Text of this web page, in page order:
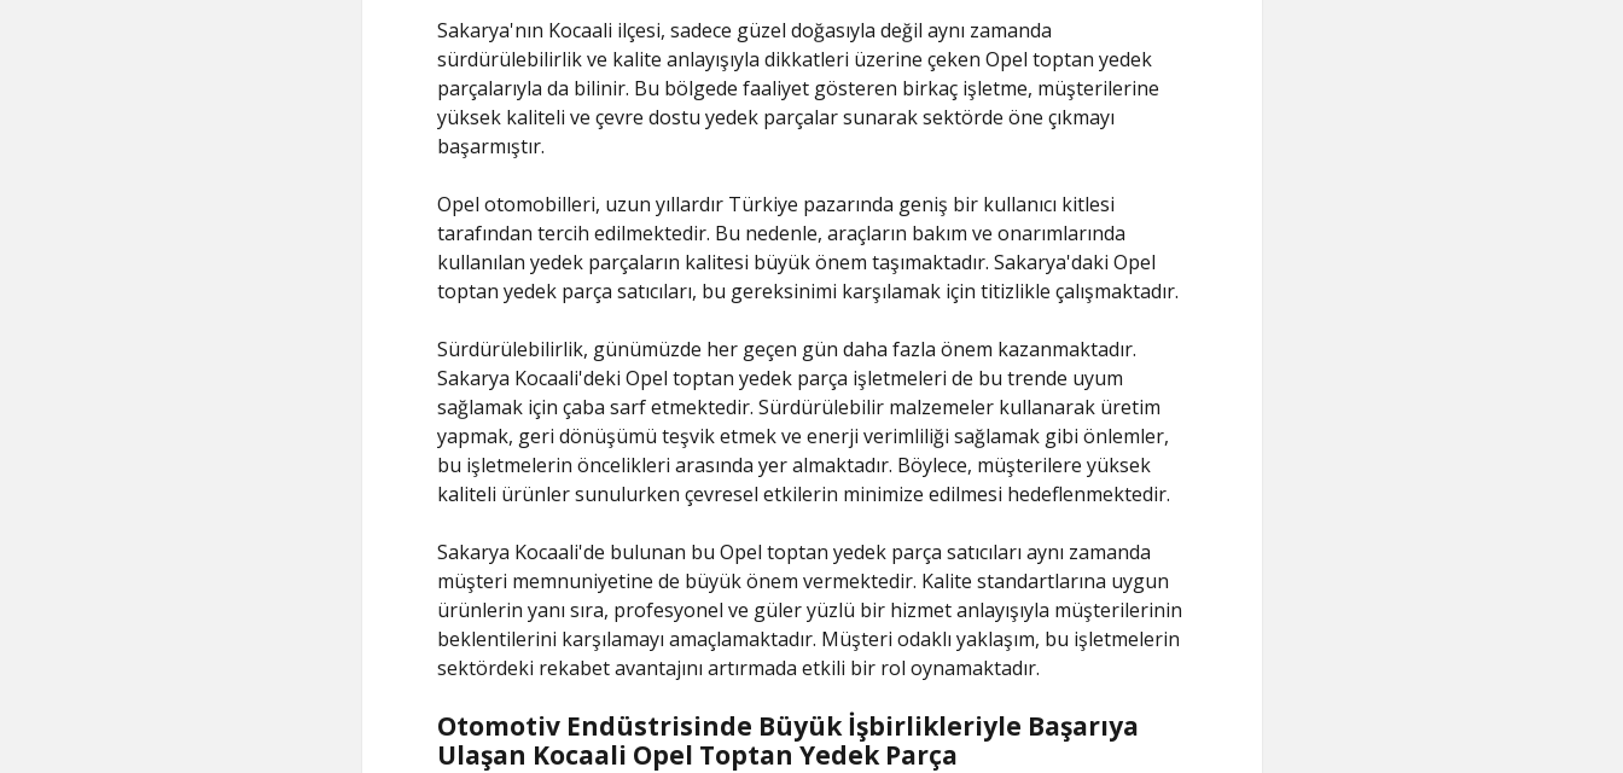
Sakarya'nın Kocaali ilçesi, sadece güzel doğasıyla değil aynı zamanda
sürdürülebilirlik ve kalite anlayışıyla dikkatleri üzerine çeken Opel toptan yedek
parçalarıyla da bilinir. Bu bölgede faaliyet gösteren birkaç işletme, müşterilerine
yüksek kaliteli ve çevre dostu yedek parçalar sunarak sektörde öne çıkmayı
başarmıştır.
Opel otomobilleri, uzun yıllardır Türkiye pazarında geniş bir kullanıcı kitlesi
tarafından tercih edilmektedir. Bu nedenle, araçların bakım ve onarımlarında
kullanılan yedek parçaların kalitesi büyük önem taşımaktadır. Sakarya'daki Opel
toptan yedek parça satıcıları, bu gereksinimi karşılamak için titizlikle çalışmaktadır.
Sürdürülebilirlik, günümüzde her geçen gün daha fazla önem kazanmaktadır.
Sakarya Kocaali'deki Opel toptan yedek parça işletmeleri de bu trende uyum
sağlamak için çaba sarf etmektedir. Sürdürülebilir malzemeler kullanarak üretim
yapmak, geri dönüşümü teşvik etmek ve enerji verimliliği sağlamak gibi önlemler,
bu işletmelerin öncelikleri arasında yer almaktadır. Böylece, müşterilere yüksek
kaliteli ürünler sunulurken çevresel etkilerin minimize edilmesi hedeflenmektedir.
Sakarya Kocaali'de bulunan bu Opel toptan yedek parça satıcıları aynı zamanda
müşteri memnuniyetine de büyük önem vermektedir. Kalite standartlarına uygun
ürünlerin yanı sıra, profesyonel ve güler yüzlü bir hizmet anlayışıyla müşterilerinin
beklentilerini karşılamayı amaçlamaktadır. Müşteri odaklı yaklaşım, bu işletmelerin
sektördeki rekabet avantajını artırmada etkili bir rol oynamaktadır.
Otomotiv Endüstrisinde Büyük İşbirlikleriyle Başarıya
Ulaşan Kocaali Opel Toptan Yedek Parça